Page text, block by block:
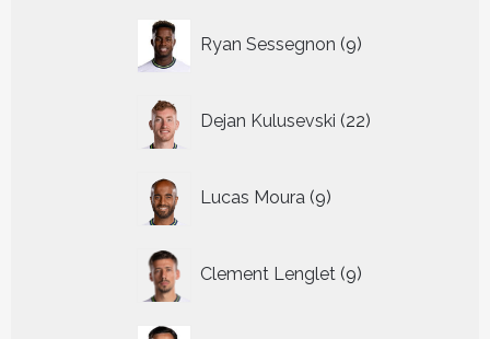
Ryan Sessegnon 9
producten
Dejan Kulusevski 22
producten
Lucas Moura 9
producten
Clement Lenglet 9
producten